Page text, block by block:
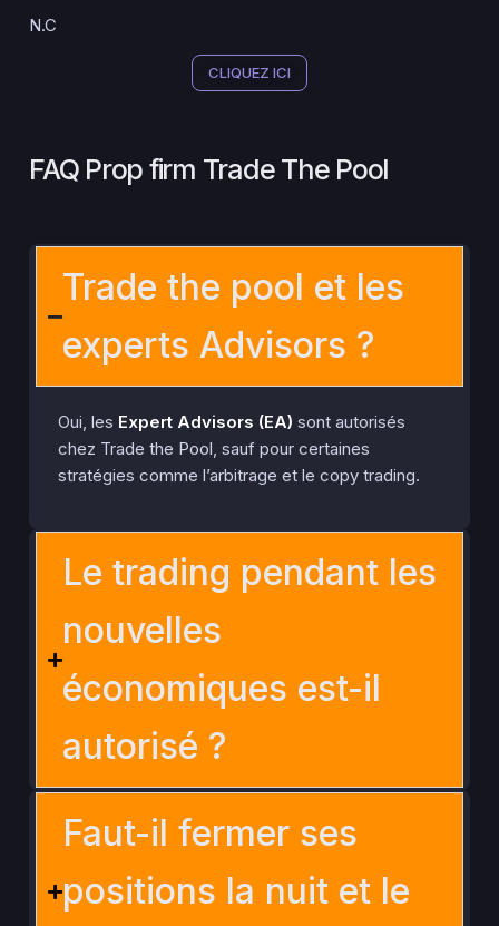
N.C
CLIQUEZ ICI
FAQ Prop firm Trade The Pool
Trade the pool et les
experts Advisors ?
Oui, les Expert Advisors (EA) sont autorisés
chez Trade the Pool, sauf pour certaines
stratégies comme l’arbitrage et le copy trading.
Le trading pendant les
nouvelles
économiques est-il
autorisé ?
Faut-il fermer ses
positions la nuit et le